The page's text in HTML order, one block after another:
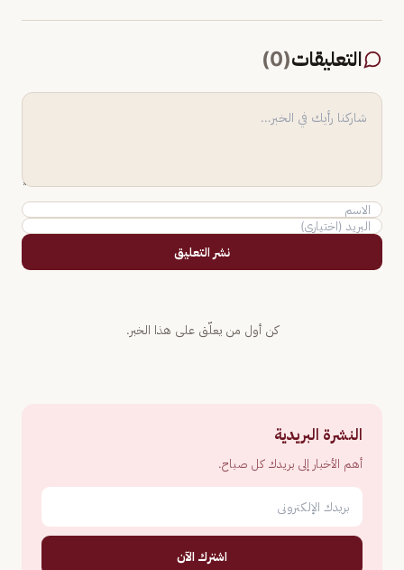
التعليقات(
0
)
نشر التعليق
كن أول من يعلّق على هذا الخبر.
النشرة البريدية
أهم الأخبار إلى بريدك كل صباح.
اشترك الآن